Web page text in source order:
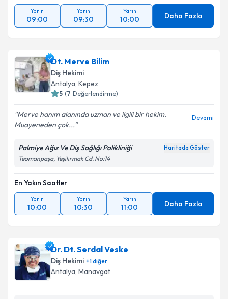
Yarın
09:00
Yarın
09:30
Yarın
10:00 Daha Fazla
Dt. Merve Bilim
Diş Hekimi
Antalya, Kepez
5 (7 Değerlendirme)
Merve hanım alanında uzman ve ilgili bir hekim.
Muayeneden çok...
Devamı
Palmiye Ağız Ve Diş Sağlığı Polikliniği Haritada Göster
Teomanpaşa, Yeşilırmak Cd. No:14
En Yakın Saatler
Yarın
10:00
Yarın
10:30
Yarın
11:00 Daha Fazla
Dr. Dt. Serdal Veske
Diş Hekimi +1diğer
Antalya, Manavgat